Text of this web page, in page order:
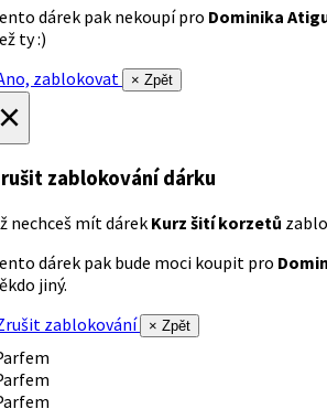
dárek pak nekoupí pro Dominika
ty :)
zablokovat
× Zpět
zablokování dárku
nechceš mít dárek Kurz šití korzetů
dárek pak bude moci koupit pro
jiný.
zablokování
× Zpět